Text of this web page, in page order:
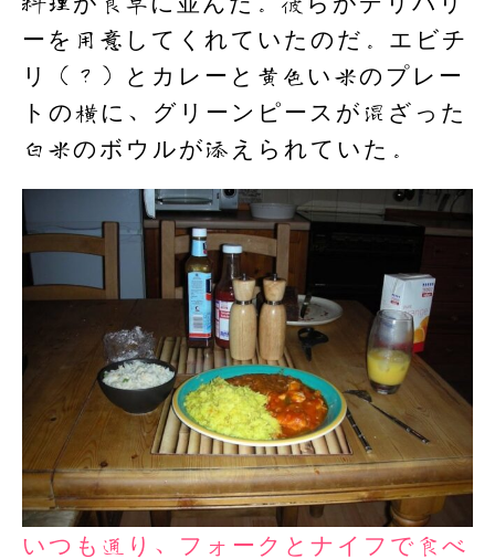
ーを用意してくれていたのだ。エビチ
リ（？）とカレーと黄色い米のプレー
トの横に、グリーンピースが混ざった
白米のボウルが添えられていた。
いつも通り、フォークとナイフで食べ